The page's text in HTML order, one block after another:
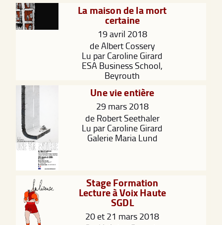
La maison de la mort
certaine
19 avril 2018
de Albert Cossery
Lu par Caroline Girard
ESA Business School,
Beyrouth
Une vie entière
29 mars 2018
de Robert Seethaler
Lu par Caroline Girard
Galerie Maria Lund
Stage Formation
Lecture à Voix Haute
SGDL
20 et 21 mars 2018